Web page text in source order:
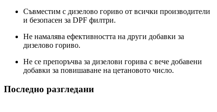
Съвместим с дизелово гориво от всички производители
и безопасен за DPF филтри.
Не намалява ефективността на други добавки за
дизелово гориво.
Не се препоръчва за дизелови горива с вече добавени
добавки за повишаване на цетановото число.
Последно разгледани